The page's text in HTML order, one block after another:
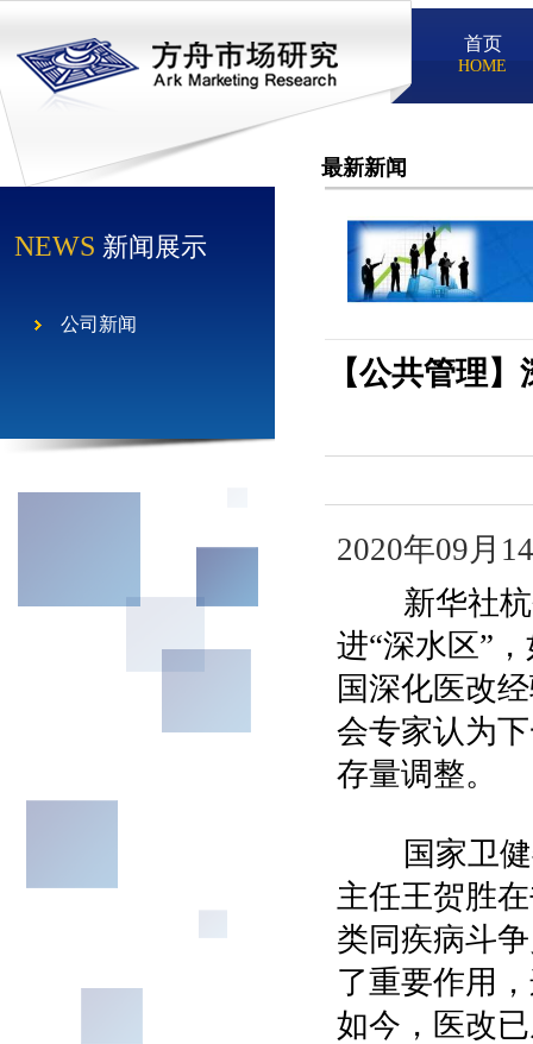
首页
HOME
最新新闻
NEWS 新闻展示
公司新闻
【公共管理
2020年09月
新华社杭
进“深水区”
国深化医改
会专家认为
存量调整。
国家卫健
主任王贺胜
类同疾病斗
了重要作用
如今，医改